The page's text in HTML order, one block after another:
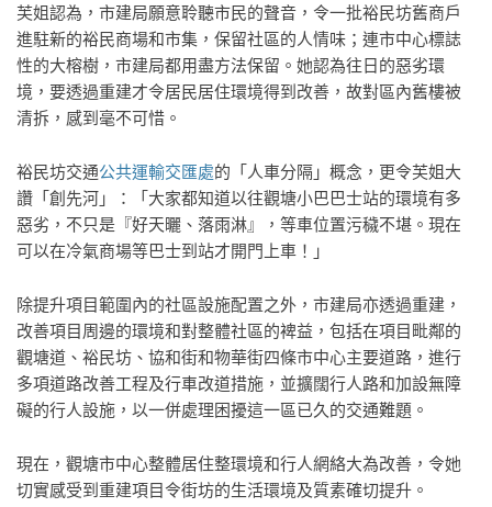
芙姐認為，市建局願意聆聽市民的聲音，令一批裕民坊舊商戶
進駐新的裕民商場和市集，保留社區的人情味；連市中心標誌
性的大榕樹，市建局都用盡方法保留。她認為往日的惡劣環
境，要透過重建才令居民居住環境得到改善，故對區內舊樓被
清拆，感到毫不可惜。
裕民坊交通公共運輸交匯處的「人車分隔」概念，更令芙姐大
讚「創先河」：「大家都知道以往觀塘小巴巴士站的環境有多
惡劣，不只是『好天曬、落雨淋』，等車位置污穢不堪。現在
可以在冷氣商場等巴士到站才開門上車！」
除提升項目範圍內的社區設施配置之外，市建局亦透過重建，
改善項目周邊的環境和對整體社區的裨益，包括在項目毗鄰的
觀塘道、裕民坊、協和街和物華街四條市中心主要道路，進行
多項道路改善工程及行車改道措施，並擴闊行人路和加設無障
礙的行人設施，以一併處理困擾這一區已久的交通難題。
現在，觀塘市中心整體居住整環境和行人網絡大為改善，令她
切實感受到重建項目令街坊的生活環境及質素確切提升。